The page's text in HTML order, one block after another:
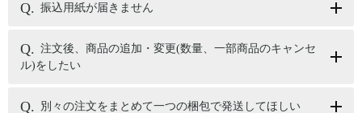
振込用紙が届きません
注文後、商品の追加・変更(数量、一部商品のキャンセ
ル)をしたい
別々の注文をまとめて一つの梱包で発送してほしい